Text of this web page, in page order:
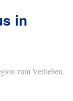
in
zum Verlieben.